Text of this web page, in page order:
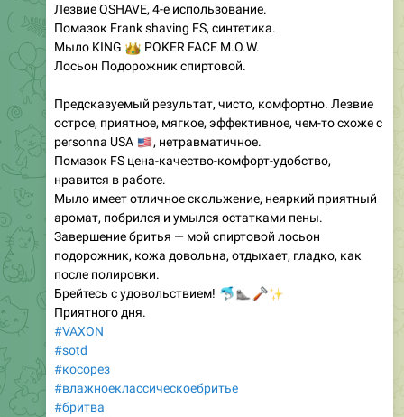
Лезвие QSHAVE, 4-е использование.
Помазок Frank shaving FS, синтетика.
Мыло KING
POKER FACE M.O.W.
Лосьон Подорожник спиртовой.
Предсказуемый результат, чисто, комфортно. Лезвие
острое, приятное, мягкое, эффективное, чем-то схоже с
personna USA
🇺🇲
, нетравматичное.
Помазок FS цена-качество-комфорт-удобство,
нравится в работе.
Мыло имеет отличное скольжение, неяркий приятный
аромат, побрился и умылся остатками пены.
Завершение бритья — мой спиртовой лосьон
подорожник, кожа довольна, отдыхает, гладко, как
после полировки.
Брейтесь с удовольствием!
🐬
🦭
🪒
✨
Приятного дня.
#VAXON
#sotd
#косорез
#влажноеклассическоебритье
#бритва